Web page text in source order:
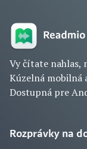
Vy čítate nahlas,
Kúzelná mobilná
Dostupná pre
Rozprávky na